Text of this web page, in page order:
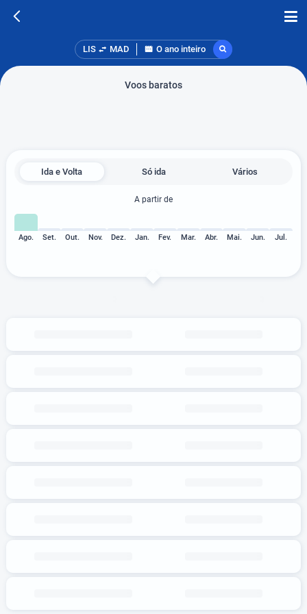
LIS MAD O ano inteiro
Voos baratos
Ida e Volta Só ida Vários
A partir de
Ago. Set. Out. Nov. Dez. Jan. Fev. Mar. Abr. Mai. Jun. Jul.